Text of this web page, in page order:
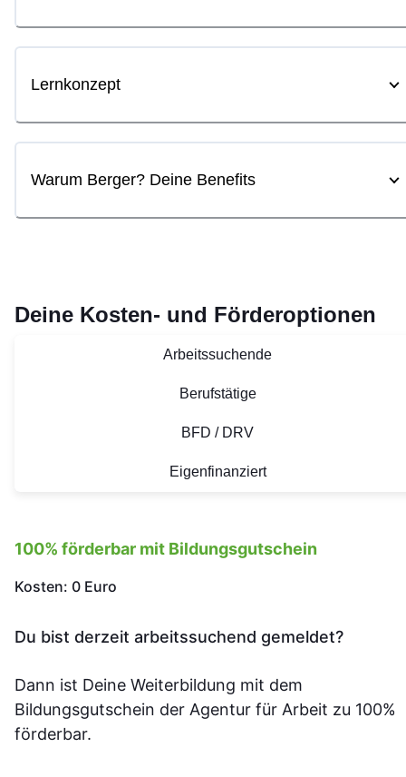
Lernkonzept
Warum Berger? Deine Benefits
Deine Kosten- und Förderoptionen
Arbeitssuchende
Berufstätige
BFD / DRV
Eigenfinanziert
100% förderbar mit Bildungsgutschein
Kosten: 0 Euro
Du bist derzeit arbeitssuchend gemeldet?
Dann ist Deine Weiterbildung mit dem
Bildungsgutschein der Agentur für Arbeit zu 100%
förderbar.